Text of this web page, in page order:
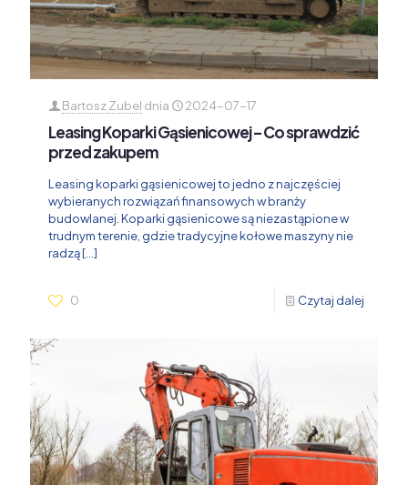
Bartosz Zubel dnia 2024-07-17
Leasing Koparki Gąsienicowej – Co sprawdzić
przed zakupem
Leasing koparki gąsienicowej to jedno z najczęściej
wybieranych rozwiązań finansowych w branży
budowlanej. Koparki gąsienicowe są niezastąpione w
trudnym terenie, gdzie tradycyjne kołowe maszyny nie
radzą[…]
0 Czytaj dalej